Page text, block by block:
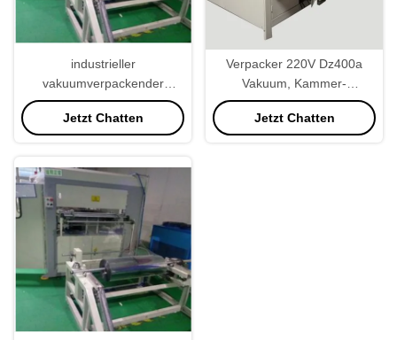
industrieller
vakuumverpackender
Eichmeister 35secs/Pc der
Maschinen-21kw justierbar
Jetzt Chatten
Verpacker 220V Dz400a
Vakuum, Kammer-
vakuumverpackende
Maschine des Doppelt-
Jetzt Chatten